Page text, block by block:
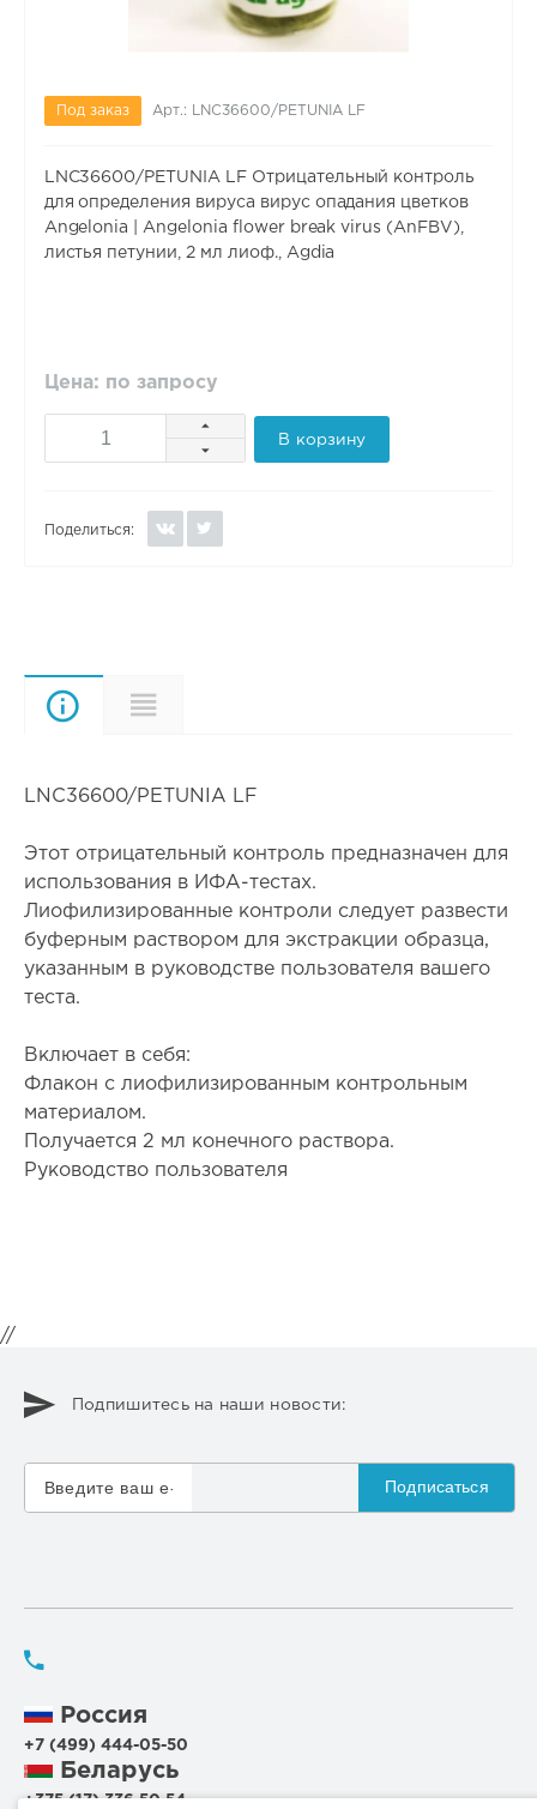
Под заказ Арт.: LNC36600/PETUNIA LF
LNC36600/PETUNIA LF Отрицательный контроль
для определения вируса вирус опадания цветков
Angelonia | Angelonia flower break virus (AnFBV),
листья петунии, 2 мл лиоф., Agdia
Цена: по запросу
В корзину
Поделиться:
Описание
LNC36600/PETUNIA LF
Этот отрицательный контроль предназначен для
использования в ИФА-тестах.
Лиофилизированные контроли следует развести
буферным раствором для экстракции образца,
указанным в руководстве пользователя вашего
теста.
Включает в себя:
Флакон с лиофилизированным контрольным
материалом.
Получается 2 мл конечного раствора.
Руководство пользователя
//
Подпишитесь на наши новости:
Подписаться
Россия
+7 (499) 444-05-50
Беларусь
+375 (17) 336 50 54